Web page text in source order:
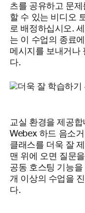
츠를 공유하고 문
할 수 있는 비디오
로 배정하십시오.
는 이 수업의 종료
메시지를 보내거나
다.
교실 환경을 제공
Webex 하드 음소
클래스를 더욱 잘
맨 위에 오면 질문
공동 호스팅 기능
개 이상의 수업을
다.